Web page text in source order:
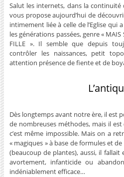
Salut les internets, dans la continuité
vous propose aujourd’hui de
intimement liée à celle de l’Eglise qui
les générations passées, genre « MAIS
FILLE ». Il semble que depuis
contrôler les naissances, petit
attention présence de fiente et de
Dès longtemps avant notre ère, il est
de nombreuses méthodes, mais il
c’est même impossible. Mais on a
« magiques » à base de formules et
(beaucoup de plantes), aussi, il
avortement, infanticide ou
indéniablement efficace…